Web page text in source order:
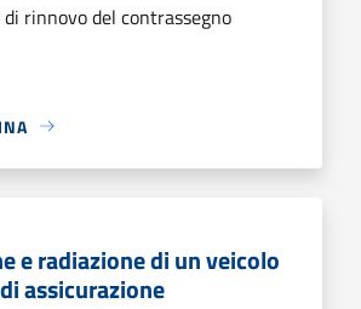
rinnovo del contrassegno
e radiazione di un veicolo
assicurazione